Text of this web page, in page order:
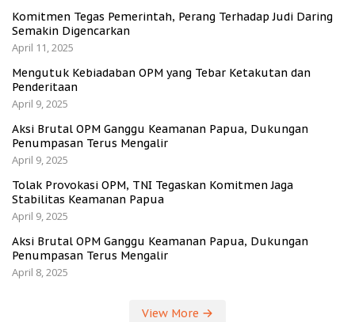
Komitmen Tegas Pemerintah, Perang Terhadap Judi Daring
Semakin Digencarkan
April 11, 2025
Mengutuk Kebiadaban OPM yang Tebar Ketakutan dan
Penderitaan
April 9, 2025
Aksi Brutal OPM Ganggu Keamanan Papua, Dukungan
Penumpasan Terus Mengalir
April 9, 2025
Tolak Provokasi OPM, TNI Tegaskan Komitmen Jaga
Stabilitas Keamanan Papua
April 9, 2025
Aksi Brutal OPM Ganggu Keamanan Papua, Dukungan
Penumpasan Terus Mengalir
April 8, 2025
View More